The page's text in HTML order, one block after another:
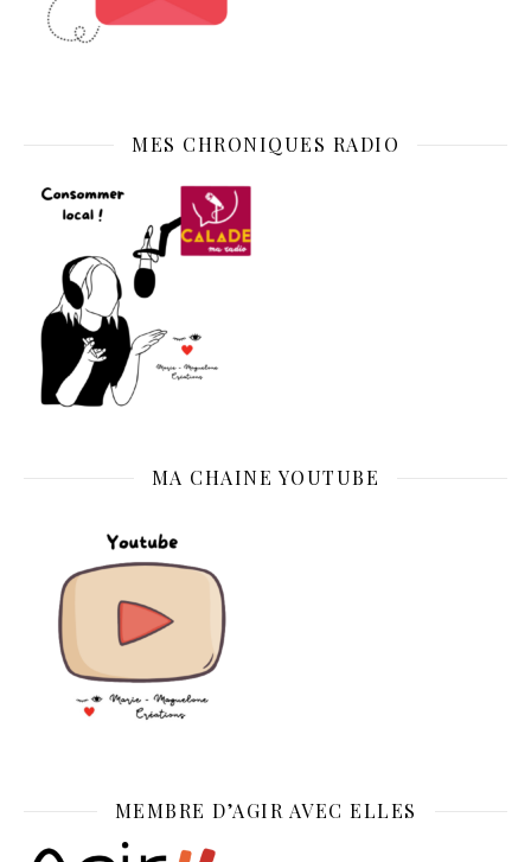
MES CHRONIQUES RADIO
MA CHAINE YOUTUBE
MEMBRE D’AGIR AVEC ELLES